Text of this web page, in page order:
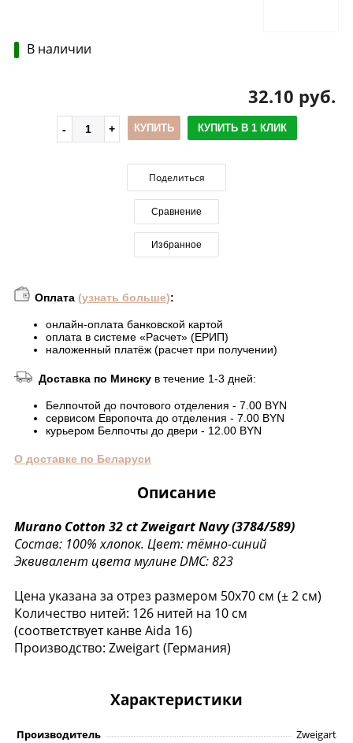
В наличии
32.10 руб.
КУПИТЬ КУПИТЬ В 1 КЛИК
Поделиться
Сравнение
Избранное
Оплата (узнать больше):
онлайн-оплата банковской картой
оплата в системе «Расчет» (ЕРИП)
наложенный платёж (расчет при получении)
Доставка по Минску в течение 1-3 дней:
Белпочтой до почтового отделения - 7.00 BYN
сервисом Европочта до отделения - 7.00 BYN
курьером Белпочты до двери - 12.00 BYN
О доставке по Беларуси
Описание
Murano Cotton 32 ctZweigart Navy (3784/589)
Состав: 100% хлопок. Цвет: тёмно-синий
Эквивалент цвета мулине DMC: 823
Цена указана за отрез размером 50х70 см (± 2 см)
Количество нитей: 126 нитей на 10 см
(соответствует канве Aida 16)
Производство: Zweigart (Германия)
Характеристики
Производитель Zweigart